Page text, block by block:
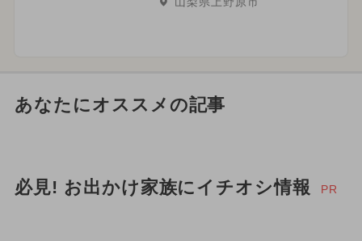
あなたにオススメの記事
必見! お出かけ家族にイチオシ情報 PR